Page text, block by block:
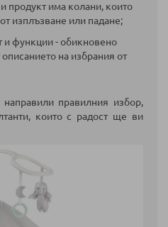
продукт има колани, които
изплъзване или падане;
и функции - обикновено
описанието на избрания от
правилния избор,
които с радост ще ви